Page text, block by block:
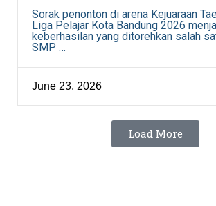
Sorak penonton di arena Kejuaraan
Liga Pelajar Kota Bandung 2026
keberhasilan yang ditorehkan salah
SMP …
June 23, 2026
Load More